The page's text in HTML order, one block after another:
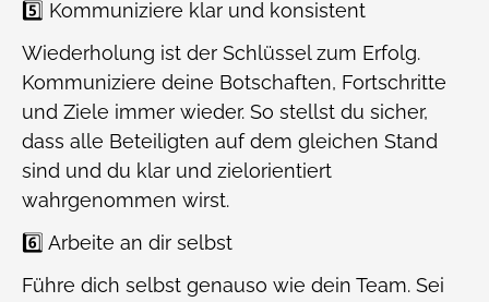
5️⃣ Kommuniziere klar und konsistent
Wiederholung ist der Schlüssel zum Erfolg.
Kommuniziere deine Botschaften, Fortschritte
und Ziele immer wieder. So stellst du sicher,
dass alle Beteiligten auf dem gleichen Stand
sind und du klar und zielorientiert
wahrgenommen wirst.
6️⃣ Arbeite an dir selbst
Führe dich selbst genauso wie dein Team. Sei